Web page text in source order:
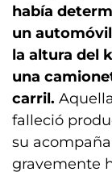
había
un
la altura del
una
carril.
falleció
su
gravemente